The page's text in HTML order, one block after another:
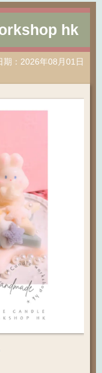
hk
期：2026年08月01日